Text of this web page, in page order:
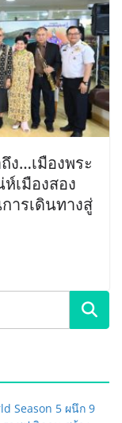
ง…เมืองพระ
เมืองสอง
ารเดินทางสู่
Season 5 ผนึก 9